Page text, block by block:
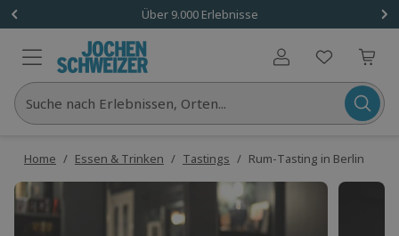
Über 9.000 Erlebnisse
Benutzerkonto
Suche nach Erlebnissen, Orten...
Home / Essen & Trinken / Tastings / Rum-Tasting in Berlin